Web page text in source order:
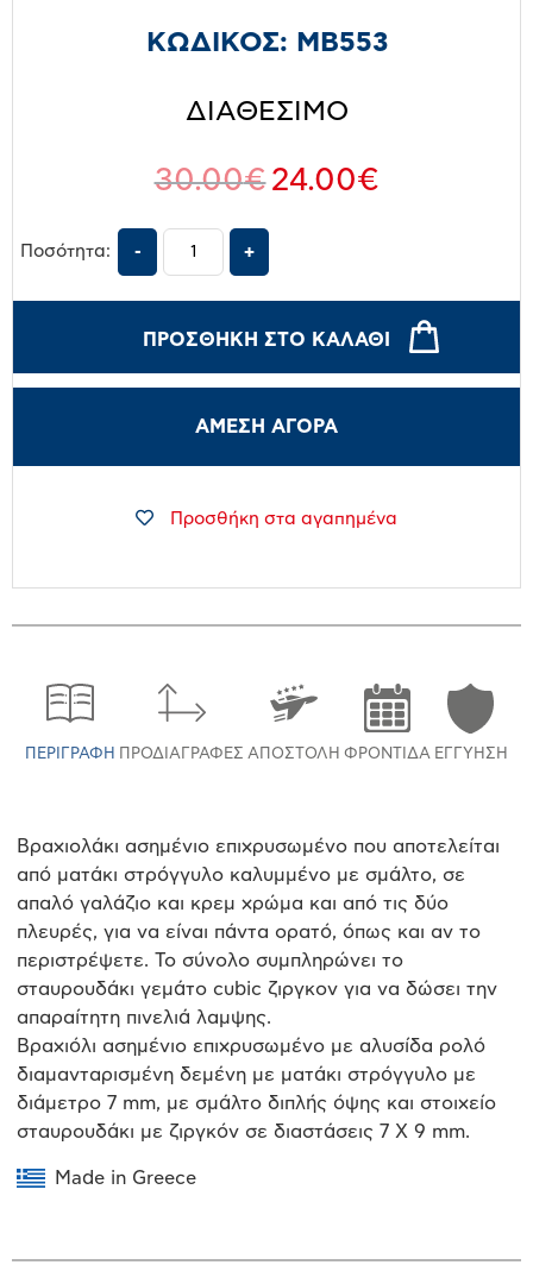
ΚΩΔΙΚΟΣ: MB553
ΔΙΑΘΕΣΙΜΟ
30.00€ 24.00€
Ποσότητα:
ΠΡΟΣΘΉΚΗ ΣΤΟ ΚΑΛΆΘΙ
ΑΜΕΣΗ ΑΓΟΡΑ
Προσθήκη στα αγαπημένα
ΠΕΡΙΓΡΑΦΉ ΠΡΟΔΙΑΓΡΑΦΈΣ ΑΠΟΣΤΟΛΉ ΦΡΟΝΤΊΔΑ ΕΓΓΎΗΣΗ
Βραχιολάκι ασημένιο επιχρυσωμένο που αποτελείται
από ματάκι στρόγγυλο καλυμμένο με σμάλτο, σε
απαλό γαλάζιο και κρεμ χρώμα και από τις δύο
πλευρές, για να είναι πάντα ορατό, όπως και αν το
περιστρέψετε. Το σύνολο συμπληρώνει το
σταυρουδάκι γεμάτο cubic ζιργκον για να δώσει την
απαραίτητη πινελιά λαμψης.
Βραχιόλι ασημένιο επιχρυσωμένο με αλυσίδα ρολό
διαμανταρισμένη δεμένη με ματάκι στρόγγυλο με
διάμετρο 7 mm, με σμάλτο διπλής όψης και στοιχείο
σταυρουδάκι με ζιργκόν σε διαστάσεις 7 Χ 9 mm.
Made in Greece